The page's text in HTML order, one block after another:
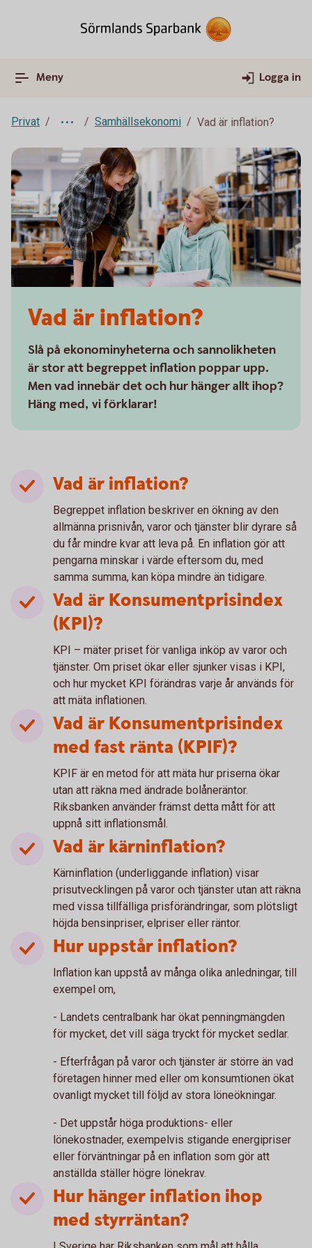
Meny Logga in
Privat Samhällsekonomi Vad är inflation?
Vad är inflation?
Slå på ekonominyheterna och sannolikheten
är stor att begreppet inflation poppar upp.
Men vad innebär det och hur hänger allt ihop?
Häng med, vi förklarar!
Vad är inflation?
Begreppet inflation beskriver en ökning av den
allmänna prisnivån, varor och tjänster blir dyrare så
du får mindre kvar att leva på. En inflation gör att
pengarna minskar i värde eftersom du, med
samma summa, kan köpa mindre än tidigare.
Vad är Konsumentprisindex
(KPI)?
KPI – mäter priset för vanliga inköp av varor och
tjänster. Om priset ökar eller sjunker visas i KPI,
och hur mycket KPI förändras varje år används för
att mäta inflationen.
Vad är Konsumentprisindex
med fast ränta (KPIF)?
KPIF är en metod för att mäta hur priserna ökar
utan att räkna med ändrade bolåneräntor.
Riksbanken använder främst detta mått för att
uppnå sitt inflationsmål.
Vad är kärninflation?
Kärninflation (underliggande inflation) visar
prisutvecklingen på varor och tjänster utan att räkna
med vissa tillfälliga prisförändringar, som plötsligt
höjda bensinpriser, elpriser eller räntor.
Hur uppstår inflation?
Inflation kan uppstå av många olika anledningar, till
exempel om,
- Landets centralbank har ökat penningmängden
för mycket, det vill säga tryckt för mycket sedlar.
- Efterfrågan på varor och tjänster är större än vad
företagen hinner med eller om konsumtionen ökat
ovanligt mycket till följd av stora löneökningar.
- Det uppstår höga produktions- eller
lönekostnader, exempelvis stigande energipriser
eller förväntningar på en inflation som gör att
anställda ställer högre lönekrav.
Hur hänger inflation ihop
med styrräntan?